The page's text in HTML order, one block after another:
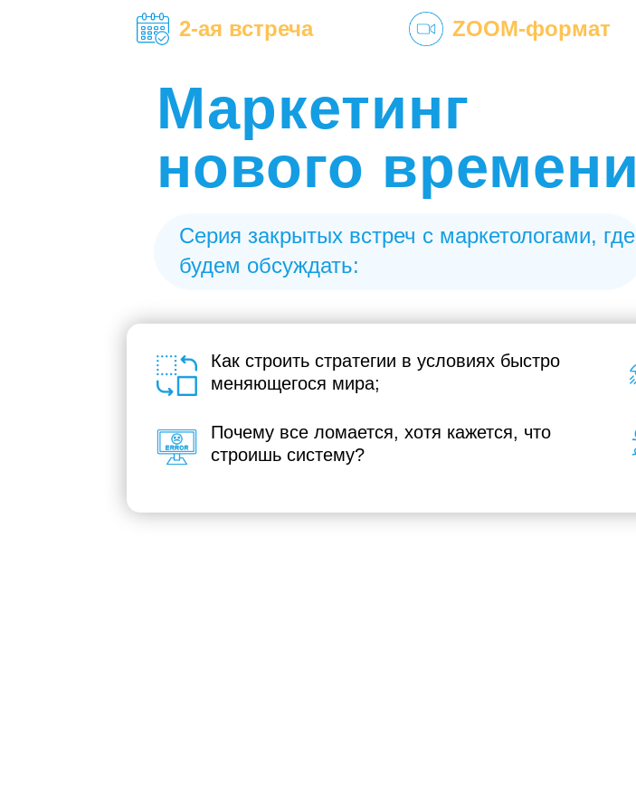
Маркетинг
нового времени
Серия закрытых встреч с маркетологами, где
будем обсуждать:
Как строить стратегии в условиях быстро
меняющегося мира;
Почему все ломается, хотя кажется, что
строишь систему?
2-ая встреча ZOOM-формат